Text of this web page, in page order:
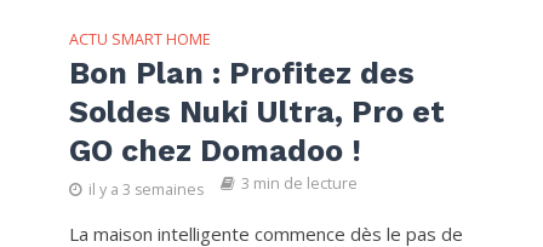
ACTU SMART HOME
Bon Plan : Profitez des
Soldes Nuki Ultra, Pro et
GO chez Domadoo !
il y a 3 semaines 3 min de lecture
La maison intelligente commence dès le pas de